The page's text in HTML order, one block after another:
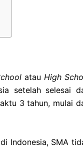
atauHigh
setelah selesai
3 tahun, mulai
Indonesia, SMA